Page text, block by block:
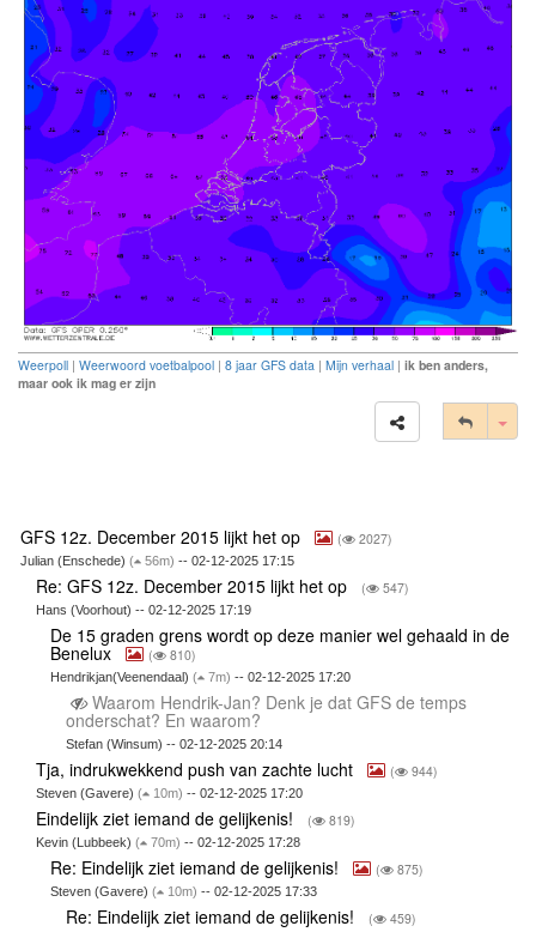
Weerpoll | Weerwoord voetbalpool | 8 jaar GFS data | Mijn verhaal | ik ben anders,
maar ook ik mag er zijn
GFS 12z. December 2015 lijkt het op ( 2027)
Julian (Enschede) ( 56m) -- 02-12-2025 17:15
Re: GFS 12z. December 2015 lijkt het op ( 547)
Hans (Voorhout) -- 02-12-2025 17:19
De 15 graden grens wordt op deze manier wel gehaald in de
Benelux ( 810)
Hendrikjan(Veenendaal)( 7m) -- 02-12-2025 17:20
Waarom Hendrik-Jan? Denk je dat GFS de temps
onderschat? En waarom?
Stefan (Winsum) -- 02-12-2025 20:14
Tja, indrukwekkend push van zachte lucht ( 944)
Steven (Gavere) ( 10m) -- 02-12-2025 17:20
Eindelijk ziet iemand de gelijkenis! ( 819)
Kevin (Lubbeek) ( 70m) -- 02-12-2025 17:28
Re: Eindelijk ziet iemand de gelijkenis! ( 875)
Steven (Gavere)( 10m) -- 02-12-2025 17:33
Re: Eindelijk ziet iemand de gelijkenis! ( 459)